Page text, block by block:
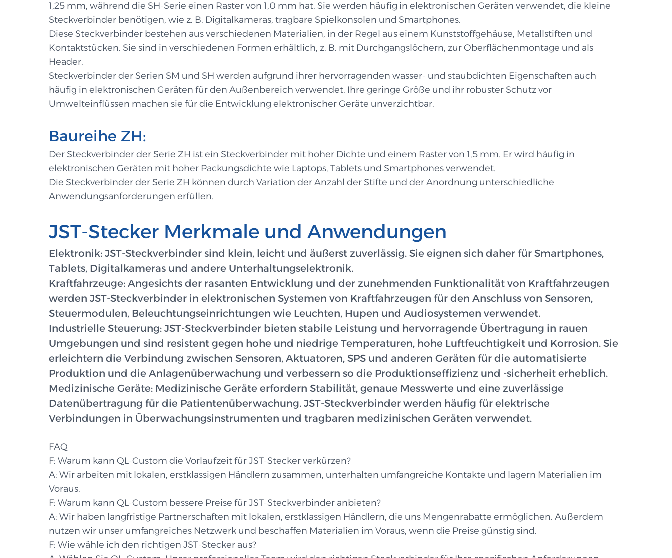
1,25 mm, während die SH-Serie einen Raster von 1,0 mm hat. Sie werden häufig in elektronischen Geräten verwendet, die kleine
Steckverbinder benötigen, wie z. B. Digitalkameras, tragbare Spielkonsolen und Smartphones.
Diese Steckverbinder bestehen aus verschiedenen Materialien, in der Regel aus einem Kunststoffgehäuse, Metallstiften und
Kontaktstücken. Sie sind in verschiedenen Formen erhältlich, z. B. mit Durchgangslöchern, zur Oberflächenmontage und als
Header.
Steckverbinder der Serien SM und SH werden aufgrund ihrer hervorragenden wasser- und staubdichten Eigenschaften auch
häufig in elektronischen Geräten für den Außenbereich verwendet. Ihre geringe Größe und ihr robuster Schutz vor
Umwelteinflüssen machen sie für die Entwicklung elektronischer Geräte unverzichtbar.
Baureihe ZH:
Der Steckverbinder der Serie ZH ist ein Steckverbinder mit hoher Dichte und einem Raster von 1,5 mm. Er wird häufig in
elektronischen Geräten mit hoher Packungsdichte wie Laptops, Tablets und Smartphones verwendet.
Die Steckverbinder der Serie ZH können durch Variation der Anzahl der Stifte und der Anordnung unterschiedliche
Anwendungsanforderungen erfüllen.
JST-Stecker Merkmale und Anwendungen
Elektronik: JST-Steckverbinder sind klein, leicht und äußerst zuverlässig. Sie eignen sich daher für Smartphones,
Tablets, Digitalkameras und andere Unterhaltungselektronik.
Kraftfahrzeuge: Angesichts der rasanten Entwicklung und der zunehmenden Funktionalität von Kraftfahrzeugen
werden JST-Steckverbinder in elektronischen Systemen von Kraftfahrzeugen für den Anschluss von Sensoren,
Steuermodulen, Beleuchtungseinrichtungen wie Leuchten, Hupen und Audiosystemen verwendet.
Industrielle Steuerung: JST-Steckverbinder bieten stabile Leistung und hervorragende Übertragung in rauen
Umgebungen und sind resistent gegen hohe und niedrige Temperaturen, hohe Luftfeuchtigkeit und Korrosion. Sie
erleichtern die Verbindung zwischen Sensoren, Aktuatoren, SPS und anderen Geräten für die automatisierte
Produktion und die Anlagenüberwachung und verbessern so die Produktionseffizienz und -sicherheit erheblich.
Medizinische Geräte: Medizinische Geräte erfordern Stabilität, genaue Messwerte und eine zuverlässige
Datenübertragung für die Patientenüberwachung. JST-Steckverbinder werden häufig für elektrische
Verbindungen in Überwachungsinstrumenten und tragbaren medizinischen Geräten verwendet.
FAQ
F: Warum kann QL-Custom die Vorlaufzeit für JST-Stecker verkürzen?
A: Wir arbeiten mit lokalen, erstklassigen Händlern zusammen, unterhalten umfangreiche Kontakte und lagern Materialien im
Voraus.
F: Warum kann QL-Custom bessere Preise für JST-Steckverbinder anbieten?
A: Wir haben langfristige Partnerschaften mit lokalen, erstklassigen Händlern, die uns Mengenrabatte ermöglichen. Außerdem
nutzen wir unser umfangreiches Netzwerk und beschaffen Materialien im Voraus, wenn die Preise günstig sind.
F: Wie wähle ich den richtigen JST-Stecker aus?